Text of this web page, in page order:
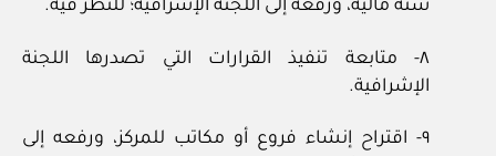
سنة مالية، ورفعه إلى اللجنة الإشرافية؛ للنظر فيه.
٨- متابعة تنفيذ القرارات التي تصدرها اللجنة
الإشرافية.
٩- اقتراح إنشاء فروع أو مكاتب للمركز، ورفعه إلى